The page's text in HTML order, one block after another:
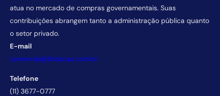
atua no mercado de compras governamentais. Suas
contribuições abrangem tanto a administração pública quanto
o setor privado.
E-mail
comercial@licitacao.com.br
Telefone
(11) 3677-0777